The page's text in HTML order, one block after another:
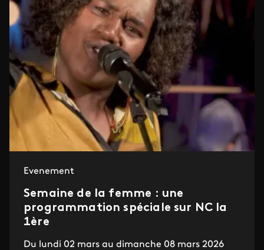
Evenement
Semaine de la femme : une
programmation spéciale sur NC la
1ère
Du lundi 02 mars au dimanche 08 mars 2026